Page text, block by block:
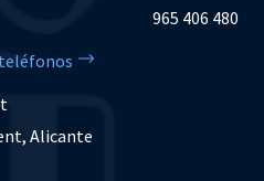
965 406 480
Alicante